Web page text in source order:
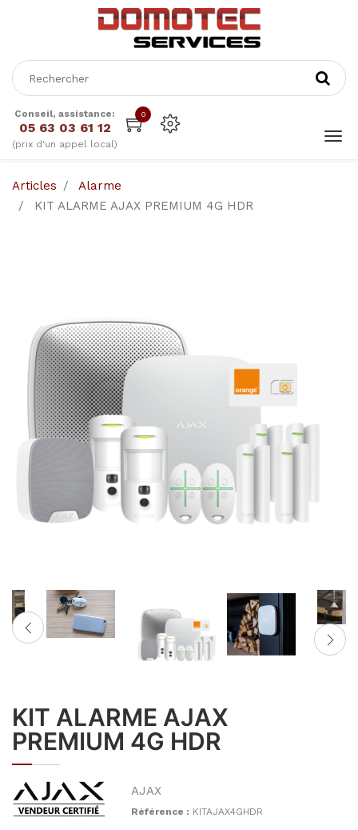
Conseil, assistance:
05 63 03 61 12
(prix d'un appel local)
0
Articles
Alarme
KIT ALARME AJAX PREMIUM 4G HDR
KIT ALARME AJAX
PREMIUM 4G HDR
AJAX
Référence : KITAJAX4GHDR